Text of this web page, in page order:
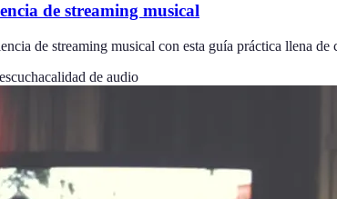
de streaming musical
de streaming musical con esta guía práctica llena de
calidad de audio